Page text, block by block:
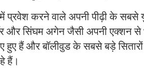
प्रवेश करने वाले अपनी पीढ़ी के सबसे
और सिंघम अगेन जैसी अपनी एक्शन से
हुए हैं और बॉलीवुड के सबसे बड़े
हैं।